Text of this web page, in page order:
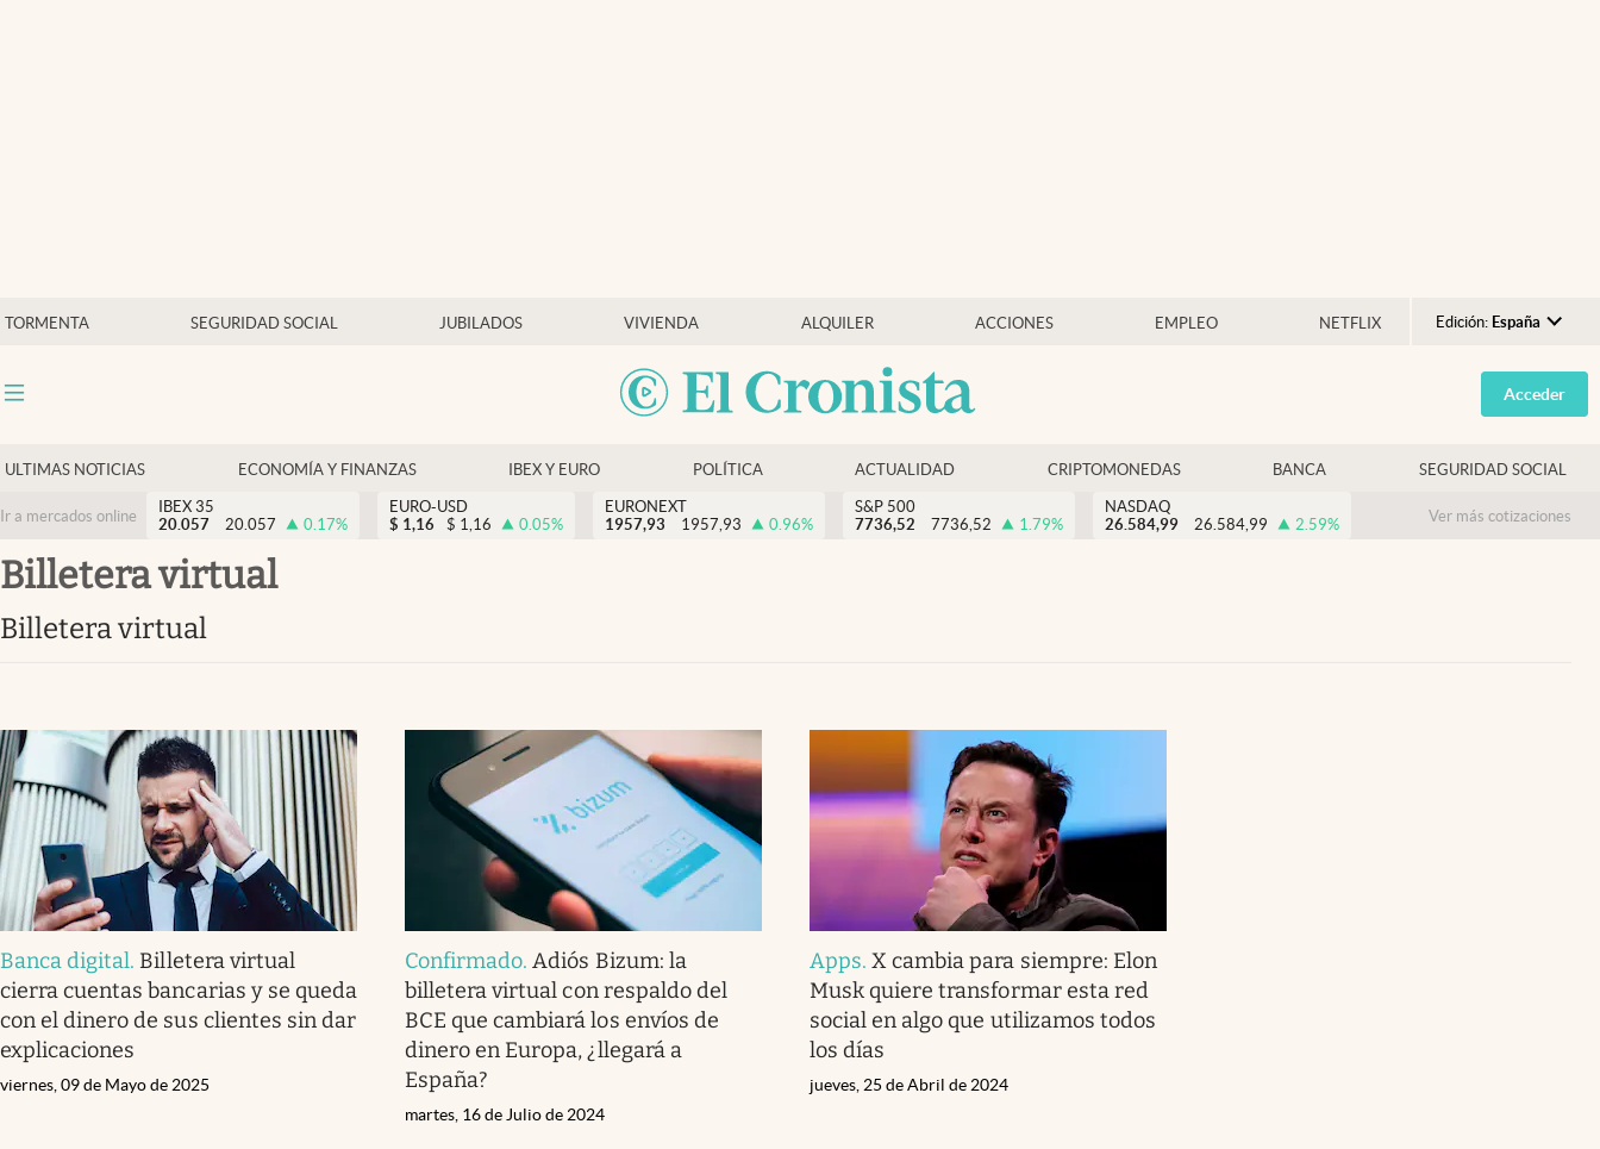
TORMENTA SEGURIDAD SOCIAL JUBILADOS VIVIENDA ALQUILER ACCIONES EMPLEO NETFLIX Edición: España
Argentina
España
USA
Colombia
Acceder
ULTIMAS NOTICIAS ECONOMÍA Y FINANZAS IBEX Y EURO POLÍTICA ACTUALIDAD CRIPTOMONEDAS BANCA SEGURIDAD SOCIAL
Ir a mercados online
IBEX 35
20.057
20.057 0.17%
EURO-USD
$ 1,16 $ 1,16 0.05%
EURONEXT
1957,93
1957,93 0.96%
S&P 500
7736,52
7736,52 1.79%
NASDAQ
26.584,99
26.584,99 2.59% Ver más cotizaciones
billetera virtual
billetera virtual
Banca digital. Billetera virtual
cierra cuentas bancarias y se queda
con el dinero de sus clientes sin dar
explicaciones
viernes, 09 de Mayo de 2025
Confirmado.Adiós Bizum: la
billetera virtual con respaldo del
BCE que cambiará los envíos de
dinero en Europa, ¿llegará a
España?
martes, 16 de Julio de 2024
Apps.X cambia para siempre: Elon
Musk quiere transformar esta red
social en algo que utilizamos todos
los días
jueves, 25 de Abril de 2024